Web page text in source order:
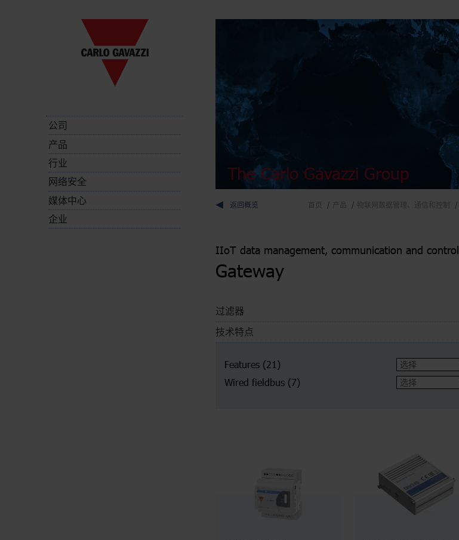
公司
产品
行业
网络安全
媒体中心
企业
The Carlo Gavazzi Group
返回概览 首页 产品 物联网数据管理、通信和控制
IIoT data management, communication and control
Gateway
过滤器
技术特点
Features (21)
Wired fieldbus (7)